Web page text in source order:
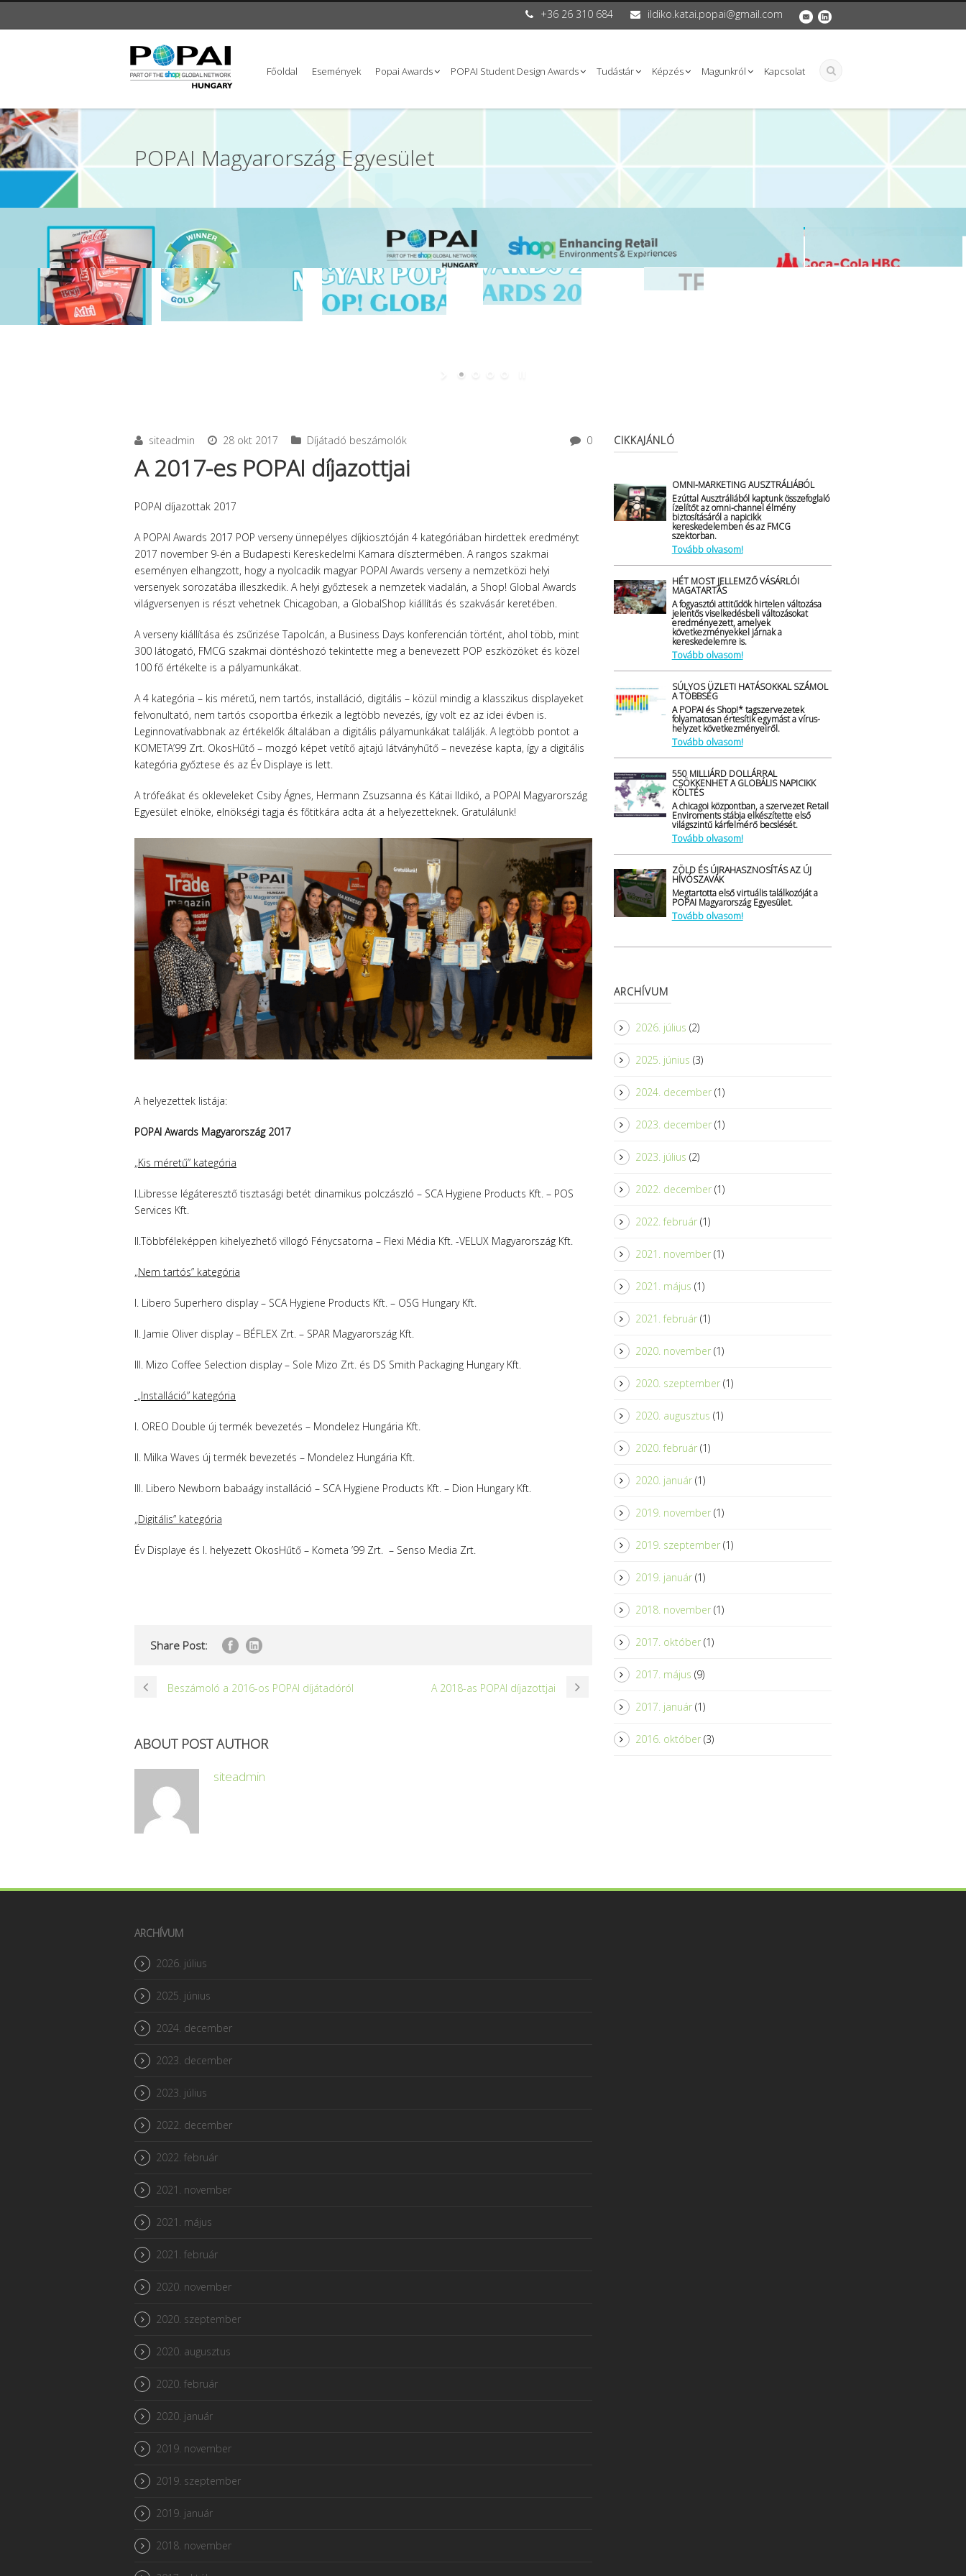
+36 26 310 684 ildiko.katai.popai@gmail.com
Főoldal Események Popai Awards POPAI Student Design Awards Tudástár Képzés Magunkról Kapcsolat
POPAI Magyarország Egyesület
siteadmin 28 okt 2017 Díjátadó beszámolók 0
A 2017-es POPAI díjazottjai
POPAI díjazottak 2017
A POPAI Awards 2017 POP verseny ünnepélyes díjkiosztóján 4 kategóriában hirdettek eredményt
2017 november 9-én a Budapesti Kereskedelmi Kamara dísztermében. A rangos szakmai
eseményen elhangzott, hogy a nyolcadik magyar POPAI Awards verseny a nemzetközi helyi
versenyek sorozatába illeszkedik. A helyi győztesek a nemzetek viadalán, a Shop! Global Awards
világversenyen is részt vehetnek Chicagoban, a GlobalShop kiállítás és szakvásár keretében.
A verseny kiállítása és zsűrizése Tapolcán, a Business Days konferencián történt, ahol több, mint
300 látogató, FMCG szakmai döntéshozó tekintette meg a benevezett POP eszközöket és közel
100 fő értékelte is a pályamunkákat.
A 4 kategória – kis méretű, nem tartós, installáció, digitális – közül mindig a klasszikus displayeket
felvonultató, nem tartós csoportba érkezik a legtöbb nevezés, így volt ez az idei évben is.
Leginnovatívabbnak az értékelők általában a digitális pályamunkákat találják. A legtöbb pontot a
KOMETA’99 Zrt. OkosHűtő – mozgó képet vetítő ajtajú látványhűtő – nevezése kapta, így a digitális
kategória győztese és az Év Displaye is lett.
A trófeákat és okleveleket Csiby Ágnes, Hermann Zsuzsanna és Kátai Ildikó, a POPAI Magyarország
Egyesület elnöke, elnökségi tagja és főtitkára adta át a helyezetteknek. Gratulálunk!
A helyezettek listája:
POPAI Awards Magyarország 2017
„Kis méretű” kategória
I.Libresse légáteresztő tisztasági betét dinamikus polczászló – SCA Hygiene Products Kft. – POS
Services Kft.
II.Többféleképpen kihelyezhető villogó Fénycsatorna – Flexi Média Kft. -VELUX Magyarország Kft.
„Nem tartós” kategória
I. Libero Superhero display – SCA Hygiene Products Kft. – OSG Hungary Kft.
II. Jamie Oliver display – BÉFLEX Zrt. – SPAR Magyarország Kft.
III. Mizo Coffee Selection display – Sole Mizo Zrt. és DS Smith Packaging Hungary Kft.
„Installáció” kategória
I. OREO Double új termék bevezetés – Mondelez Hungária Kft.
II. Milka Waves új termék bevezetés – Mondelez Hungária Kft.
III. Libero Newborn babaágy installáció – SCA Hygiene Products Kft. – Dion Hungary Kft.
„Digitális” kategória
Év Displaye és I. helyezett OkosHűtő – Kometa ’99 Zrt. – Senso Media Zrt.
Share Post:
Beszámoló a 2016-os POPAI díjátadóról A 2018-as POPAI díjazottjai
ABOUT POST AUTHOR
siteadmin
CIKKAJÁNLÓ
OMNI-MARKETING AUSZTRÁLIÁBÓL
Ezúttal Ausztráliából kaptunk összefoglaló
ízelítőt az omni-channel élmény
biztosításáról a napicikk
kereskedelemben és az FMCG
szektorban.
Tovább olvasom!
HÉT MOST JELLEMZŐ VÁSÁRLÓI
MAGATARTÁS
A fogyasztói attitűdök hirtelen változása
jelentős viselkedésbeli változásokat
eredményezett, amelyek
következményekkel járnak a
kereskedelemre is.
Tovább olvasom!
SÚLYOS ÜZLETI HATÁSOKKAL SZÁMOL
A TÖBBSÉG
A POPAI és Shop!* tagszervezetek
folyamatosan értesítik egymást a vírus-
helyzet következményeiről.
Tovább olvasom!
550 MILLIÁRD DOLLÁRRAL
CSÖKKENHET A GLOBÁLIS NAPICIKK
KÖLTÉS
A chicagoi központban, a szervezet Retail
Enviroments stábja elkészítette első
világszintű kárfelmérő becslését.
Tovább olvasom!
ZÖLD ÉS ÚJRAHASZNOSÍTÁS AZ ÚJ
HÍVÓSZAVAK
Megtartotta első virtuális találkozóját a
POPAI Magyarország Egyesület.
Tovább olvasom!
ARCHÍVUM
2026. július (2)
2025. június (3)
2024. december(1)
2023. december(1)
2023. július (2)
2022. december(1)
2022. február(1)
2021. november(1)
2021. május (1)
2021. február(1)
2020. november(1)
2020. szeptember(1)
2020. augusztus (1)
2020. február(1)
2020. január(1)
2019. november(1)
2019. szeptember(1)
2019. január(1)
2018. november(1)
2017. október(1)
2017. május (9)
2017. január(1)
2016. október(3)
ARCHÍVUM
2026. július
2025. június
2024. december
2023. december
2023. július
2022. december
2022. február
2021. november
2021. május
2021. február
2020. november
2020. szeptember
2020. augusztus
2020. február
2020. január
2019. november
2019. szeptember
2019. január
2018. november